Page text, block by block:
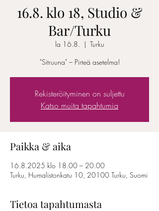
16.8. klo 18, Studio &
Bar/Turku
la 16.8.
  |
Turku
"Sitruuna" – Pirteä asetelma!
Rekisteröityminen on suljettu
Katso muita tapahtumia
Paikka & aika
16.8.2025 klo 18.00 – 20.00
Turku, Humalistonkatu 10, 20100 Turku, Suomi
Tietoa tapahtumasta